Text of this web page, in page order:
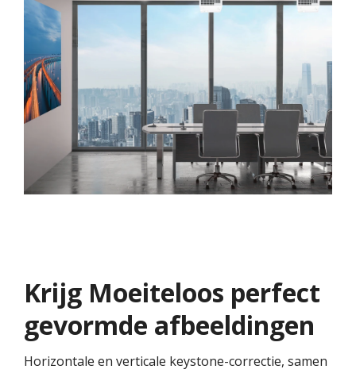
Krijg Moeiteloos perfect
gevormde afbeeldingen
Horizontale en verticale keystone-correctie, samen